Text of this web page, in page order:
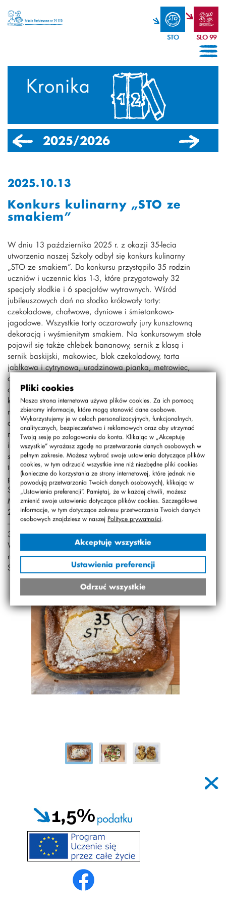
Pliki cookies
Nasza strona internetowa używa plików cookies. Za ich pomocą
zbieramy informacje, które mogą stanowić dane osobowe.
Wykorzystujemy je w celach personalizacyjnych, funkcjonalnych,
analitycznych, bezpieczeństwa i reklamowych oraz aby utrzymać
Twoją sesję po zalogowaniu do konta. Klikając w „Akceptuję
wszystkie” wyrażasz zgodę na przetwarzanie danych osobowych w
pełnym zakresie. Możesz wybrać swoje ustawienia dotyczące plików
cookies, w tym odrzucić wszystkie inne niż niezbędne pliki cookies
(konieczne do korzystania ze strony internetowej, które jednak nie
powodują przetwarzania Twoich danych osobowych), klikając w
„Ustawienia preferencji”. Pamiętaj, że w każdej chwili, możesz
zmienić swoje ustawienia dotyczące plików cookies. Szczegółowe
informacje, w tym dotyczące zakresu przetwarzania Twoich danych
osobowych znajdziesz w naszej Polityce prywatności.
Akceptuję wszystkie
Ustawienia preferencji
Odrzuć wszystkie
STO SLO 99
Kronika
2025/2026 2024/2025
2025.10.13
Konkurs kulinarny „STO ze
smakiem”
W dniu 13 października 2025 r. z okazji 35-lecia
utworzenia naszej Szkoły odbył się konkurs kulinarny
„STO ze smakiem”. Do konkursu przystąpiło 35 rodzin
uczniów i uczennic klas 1-3, które przygotowały 32
specjały słodkie i 6 specjałów wytrawnych. Wśród
jubileuszowych dań na słodko królowały torty:
czekoladowe, chałwowe, dyniowe i śmietankowo-
jagodowe. Wszystkie torty oczarowały jury kunsztowną
dekoracją i wyśmienitym smakiem. Na konkursowym stole
pojawił się także chlebek bananowy, sernik z klasą i
sernik baskijski, makowiec, blok czekoladowy, tarta
jabłkowa i cytrynowa, urodzinowa pianka, metrowiec,
ciasteczka, bułeczki, muffiny, śmietanowiec, brownie,
chałka, rolada z jabłkami, ciasto drożdżowe, daktylowe
kulki mocy i wafle. Nie zabrakło również deseru chia z
mango oraz galaretki z owocami. Wśród dań wytrawnych
degustowano gołąbki, domowe sushi, sałatkę brokułową,
makaron z sosem z buraków oraz mini przekąski
inspirowane smakami regionów naszego kraju. Wszystkie
specjały zachwycały nie tylko bogactwem aromatów, ale
także oryginalnym sposobem podania. Konkursowe jury
przyznało następujące miejsca: w kategorii „Słodkie
STO” I miejsce – Mikołaj Stępniak z kl. 2c, II miejsce –
Małgosia Nowak z kl. 2c, II miejsce – Julia Rymuza z kl.
2a, III miejsce – Marcel Staniszewski z kl. 1b, III miejsce
– Ania Zygo z kl. 1a, wyróżnienie – Maja Łażewska z kl.
3a, wyróżnienie – Marysia Mizera z kl. 3b; w kategorii „
Wytrawne STO” I miejsce – Mikołaj Stępniak z kl. 2c, I
miejsce – Adam Błaszczak z kl. 2b, II miejsce – Józek
Stefanek z kl. 2c, III miejsce – Julia Szatko z kl. 1b.